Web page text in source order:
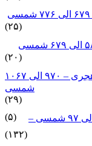
(۲۵)
(۲۰)
قرن یازدهم هجری – ۹۷۰ الی ۱۰۶۷
شمسی
(۲۹)
(۵)
(۱۳۲)